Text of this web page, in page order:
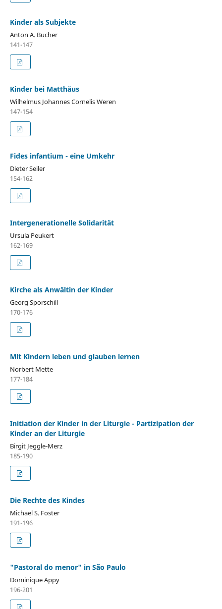
Kinder als Subjekte
Anton A. Bucher
141-147
Kinder bei Matthäus
Wilhelmus Johannes Cornelis Weren
147-154
Fides infantium - eine Umkehr
Dieter Seiler
154-162
Intergenerationelle Solidarität
Ursula Peukert
162-169
Kirche als Anwältin der Kinder
Georg Sporschill
170-176
Mit Kindern leben und glauben lernen
Norbert Mette
177-184
Initiation der Kinder in der Liturgie - Partizipation der
Kinder an der Liturgie
Birgit Jeggle-Merz
185-190
Die Rechte des Kindes
Michael S. Foster
191-196
"Pastoral do menor" in São Paulo
Dominique Appy
196-201